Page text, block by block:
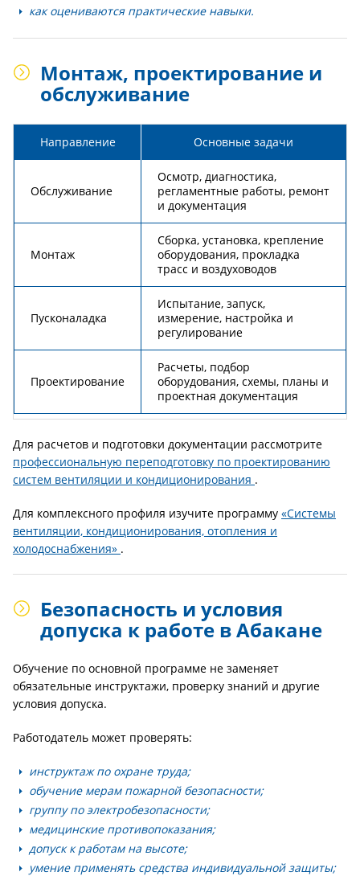
как оцениваются практические навыки.
Монтаж, проектирование и
обслуживание
Направление Основные задачи
Обслуживание
Осмотр, диагностика,
регламентные работы, ремонт
и документация
Монтаж
Сборка, установка, крепление
оборудования, прокладка
трасс и воздуховодов
Пусконаладка
Испытание, запуск,
измерение, настройка и
регулирование
Проектирование
Расчеты, подбор
оборудования, схемы, планы и
проектная документация
Для расчетов и подготовки документации рассмотрите
профессиональную переподготовку по проектированию
систем вентиляции и кондиционирования .
Для комплексного профиля изучите программу «Системы
вентиляции, кондиционирования, отопления и
холодоснабжения» .
Безопасность и условия
допуска к работе в Абакане
Обучение по основной программе не заменяет
обязательные инструктажи, проверку знаний и другие
условия допуска.
Работодатель может проверять:
инструктаж по охране труда;
обучение мерам пожарной безопасности;
группу по электробезопасности;
медицинские противопоказания;
допуск к работам на высоте;
умение применять средства индивидуальной защиты;